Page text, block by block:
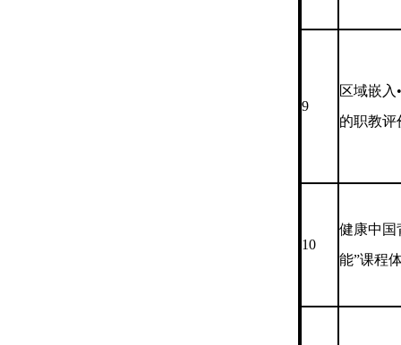
9
区域嵌入
的职教
10
健康中国
能”课程